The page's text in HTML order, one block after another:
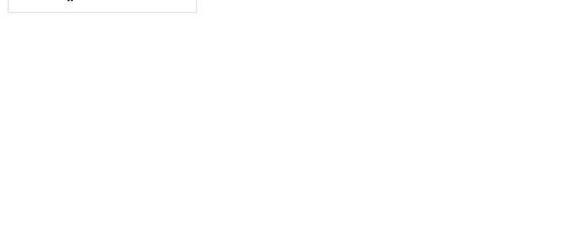
HEIZKÖRPER MKH